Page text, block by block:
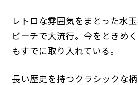
レトロな雰囲気をまとった水
ビーチで大流行。今をときめ
もすでに取り入れている。
長い歴史を持つクラシックな